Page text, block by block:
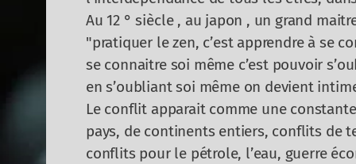
Au 12 ° siècle , au japon , un grand
"pratiquer le zen, c’est apprendre à se
se connaitre soi même c’est pouvoir
en s’oubliant soi même on devient
Le conflit apparait comme une
pays, de continents entiers, conflits de
conflits pour le pétrole, l’eau, guerre